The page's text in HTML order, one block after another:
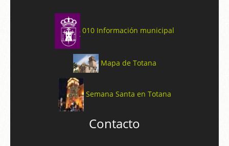
010 Información municipal
Mapa de Totana
Semana Santa en Totana
Contacto